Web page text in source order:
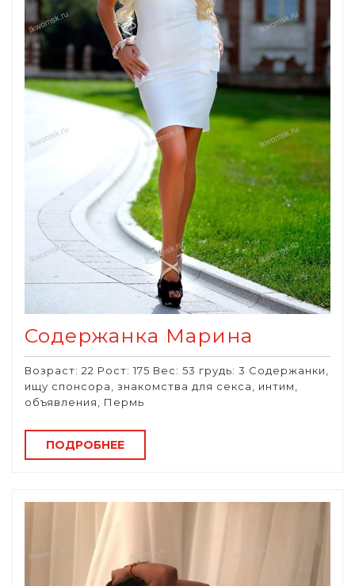
Содержанка Марина
Возраст: 22 Рост: 175 Вес: 53 грудь: 3 Содержанки,
ищу спонсора, знакомства для секса, интим,
объявления, Пермь
ПОДРОБНЕЕ